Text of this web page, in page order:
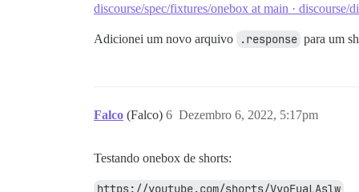
discourse/spec/fixtures/onebox at main · discourse/
Adicionei um novo arquivo .response para um
Falco (Falco) Dezembro 6, 2022, 5:17pm
6
Testando onebox de shorts:
https://youtube.com/shorts/VvoFuaLAslw